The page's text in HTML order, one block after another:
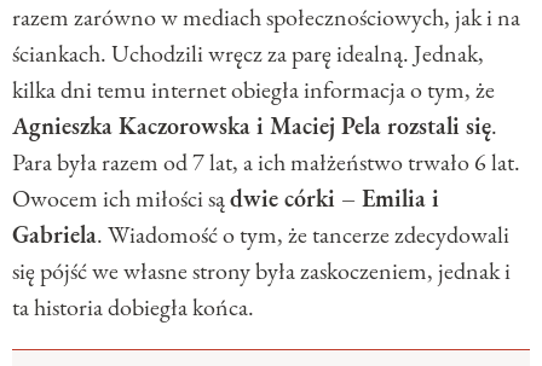
razem zarówno w mediach społecznościowych, jak i na
ściankach. Uchodzili wręcz za parę idealną. Jednak,
kilka dni temu internet obiegła informacja o tym, że
Agnieszka Kaczorowska i Maciej Pela rozstali się.
Para była razem od 7 lat, a ich małżeństwo trwało 6 lat.
Owocem ich miłości sądwie córki – Emilia i
Gabriela. Wiadomość o tym, że tancerze zdecydowali
się pójść we własne strony była zaskoczeniem, jednak i
ta historia dobiegła końca.